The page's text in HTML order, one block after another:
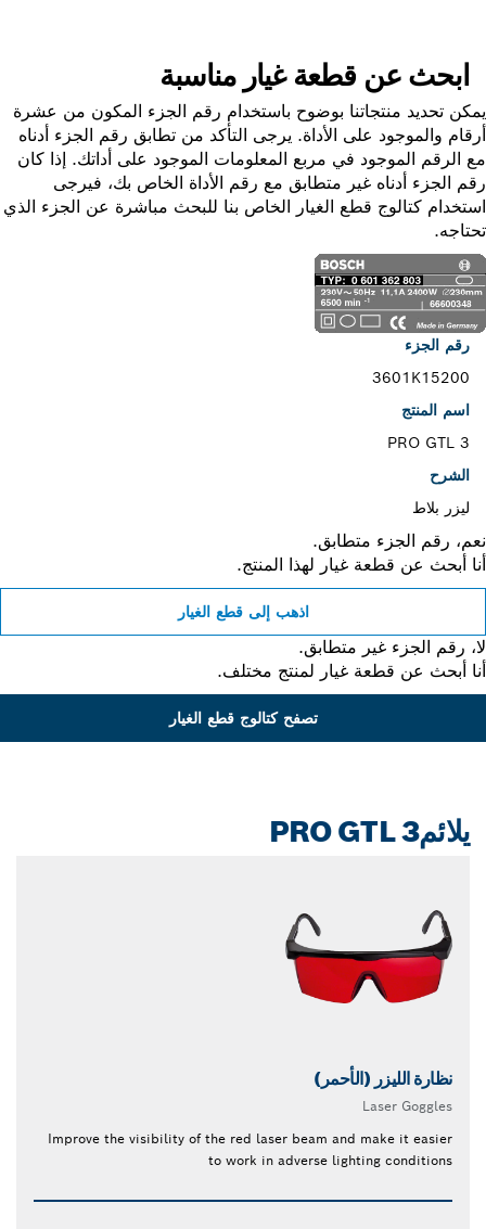
ابحث عن قطعة غيار مناسبة
تحديد منتجاتنا بوضوح باستخدام رقم الجزء المكون من عشرة
والموجود على الأداة. يرجى التأكد من تطابق رقم الجزء أدناه
الرقم الموجود في مربع المعلومات الموجود على أداتك. إذا كان
الجزء أدناه غير متطابق مع رقم الأداة الخاص بك، فيرجى
كتالوج قطع الغيار الخاص بنا للبحث مباشرة عن الجزء الذي
رقم الجزء
3601K15200
اسم المنتج
PRO GTL 3
الشرح
ليزر بلاط
رقم الجزء متطابق.
أبحث عن قطعة غيار لهذا المنتج.
اذهب إلى قطع الغيار
رقم الجزء غير متطابق.
أبحث عن قطعة غيار لمنتج مختلف.
تصفح كتالوج قطع الغيار
يلائمPRO GTL 3
نظارة الليزر (الأحمر)
Laser Goggles
Improve the visibility of the red laser beam and make it easier
to work in adverse lighting conditions